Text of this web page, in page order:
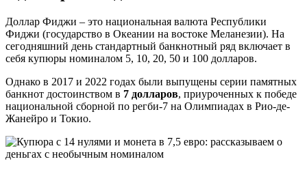
Доллар Фиджи – это национальная валюта Республики
Фиджи (государство в Океании на востоке Меланезии). На
сегодняшний день стандартный банкнотный ряд включает в
себя купюры номиналом 5, 10, 20, 50 и 100 долларов.
Однако в 2017 и 2022 годах были выпущены серии памятных
банкнот достоинством в 7 долларов, приуроченных к победе
национальной сборной по регби-7 на Олимпиадах в Рио-де-
Жанейро и Токио.